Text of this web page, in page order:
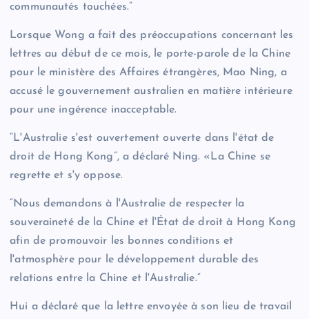
communautés touchées.”
Lorsque Wong a fait des préoccupations concernant les
lettres au début de ce mois, le porte-parole de la Chine
pour le ministère des Affaires étrangères, Mao Ning, a
accusé le gouvernement australien en matière intérieure
pour une ingérence inacceptable.
“L'Australie s'est ouvertement ouverte dans l'état de
droit de Hong Kong”, a déclaré Ning. «La Chine se
regrette et s'y oppose.
“Nous demandons à l'Australie de respecter la
souveraineté de la Chine et l'État de droit à Hong Kong
afin de promouvoir les bonnes conditions et
l'atmosphère pour le développement durable des
relations entre la Chine et l'Australie.”
Hui a déclaré que la lettre envoyée à son lieu de travail